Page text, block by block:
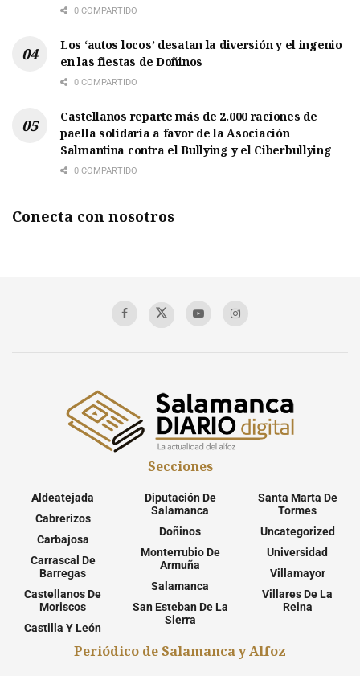
0 COMPARTIDO
Los ‘autos locos’ desatan la diversión y el ingenio
en las fiestas de Doñinos
0 COMPARTIDO
Castellanos reparte más de 2.000 raciones de
paella solidaria a favor de la Asociación
Salmantina contra el Bullying y el Ciberbullying
0 COMPARTIDO
Conecta con nosotros
Secciones
Aldeatejada
Cabrerizos
Carbajosa
Carrascal De
Barregas
Castellanos De
Moriscos
Castilla Y León
Diputación De
Salamanca
Doñinos
Monterrubio De
Armuña
Salamanca
San Esteban De La
Sierra
Santa Marta De
Tormes
Uncategorized
Universidad
Villamayor
Villares De La
Reina
Periódico de Salamanca y Alfoz